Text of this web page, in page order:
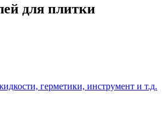
для плитки
герметики, инструмент и т.д.